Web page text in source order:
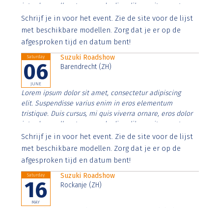
interdum nulla, ut commodo diam libero vitae erat.
Aenean faucibus nibh et justo cursus id rutrum lorem
imperdiet. Nunc ut sem vitae risus tristique posuere.
Schrijf je in voor het event. Zie de site voor de lijst
met beschikbare modellen. Zorg dat je er op de
afgesproken tijd en datum bent!
Saturday
06
JUNE
Suzuki Roadshow
Barendrecht (ZH)
Lorem ipsum dolor sit amet, consectetur adipiscing
elit. Suspendisse varius enim in eros elementum
tristique. Duis cursus, mi quis viverra ornare, eros dolor
interdum nulla, ut commodo diam libero vitae erat.
Aenean faucibus nibh et justo cursus id rutrum lorem
imperdiet. Nunc ut sem vitae risus tristique posuere.
Schrijf je in voor het event. Zie de site voor de lijst
met beschikbare modellen. Zorg dat je er op de
afgesproken tijd en datum bent!
Saturday
16
MAY
Suzuki Roadshow
Rockanje (ZH)